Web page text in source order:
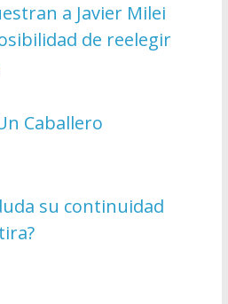
a Javier Milei
de reelegir
Caballero
su continuidad